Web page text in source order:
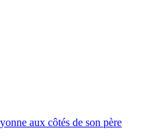
aux côtés de son père